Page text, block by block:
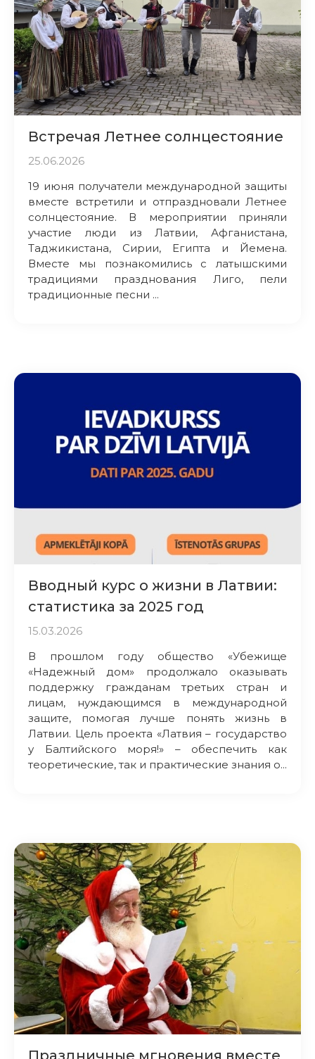
Встречая Летнее солнцестояние
25.06.2026
19 июня получатели международной защиты
вместе встретили и отпраздновали Летнее
солнцестояние. В мероприятии приняли
участие люди из Латвии, Афганистана,
Таджикистана, Сирии, Египта и Йемена.
Вместе мы познакомились с латышскими
традициями празднования Лиго, пели
традиционные песни ...
Вводный курс о жизни в Латвии:
статистика за 2025 год
15.03.2026
В прошлом году общество «Убежище
«Надежный дом» продолжало оказывать
поддержку гражданам третьих стран и
лицам, нуждающимся в международной
защите, помогая лучше понять жизнь в
Латвии. Цель проекта «Латвия – государство
у Балтийского моря!» – обеспечить как
теоретические, так и практические знания о...
Праздничные мгновения вместе